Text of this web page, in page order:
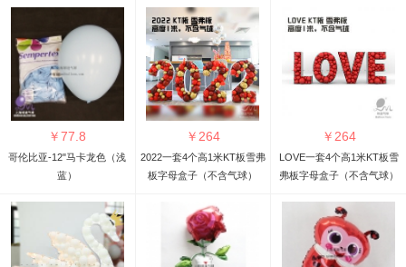
￥77.8
哥伦比亚-12"马卡龙色（浅
蓝）
￥ 264
2022一套4个高1米KT板雪弗
板字母盒子（不含气球）
￥ 264
LOVE一套4个高1米KT板雪
弗板字母盒子（不含气球）